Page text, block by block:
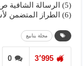
(5) الرسالة الشافية ص155.
(6) الطراز المتضمن لأسرار البلاغة وعلوم حقائق الإعجاز 3/391.
مجلة ينابيع
0 3٬995